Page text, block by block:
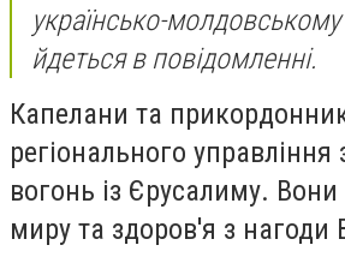
українсько-
йдеться в повідомленні.
Капелани та
регіонального управління
вогонь із Єрусалиму.
миру та здоров'я з нагоди